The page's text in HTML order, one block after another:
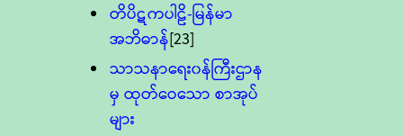
တိပိဋကပါဠိ-မြန်မာ
အဘိဓာန်[23]
သာသနာရေး၀န်ကြီးဌာန
မှ ထုတ်ဝေသော စာအုပ်
များ